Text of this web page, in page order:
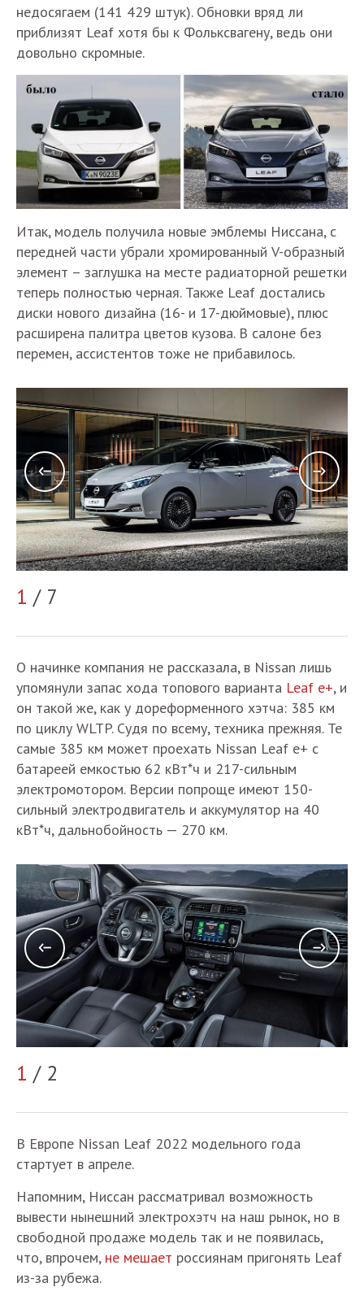
недосягаем (141 429 штук). Обновки вряд ли
приблизят Leaf хотя бы к Фольксвагену, ведь они
довольно скромные.
Итак, модель получила новые эмблемы Ниссана, с
передней части убрали хромированный V-образный
элемент – заглушка на месте радиаторной решетки
теперь полностью черная. Также Leaf достались
диски нового дизайна (16- и 17-дюймовые), плюс
расширена палитра цветов кузова. В салоне без
перемен, ассистентов тоже не прибавилось.
1 / 7
О начинке компания не рассказала, в Nissan лишь
упомянули запас хода топового варианта Leaf e+, и
он такой же, как у дореформенного хэтча: 385 км
по циклу WLTP. Судя по всему, техника прежняя. Те
самые 385 км может проехать Nissan Leaf e+ с
батареей емкостью 62 кВт*ч и 217-сильным
электромотором. Версии попроще имеют 150-
сильный электродвигатель и аккумулятор на 40
кВт*ч, дальнобойность — 270 км.
1 / 2
В Европе Nissan Leaf 2022 модельного года
стартует в апреле.
Напомним, Ниссан рассматривал возможность
вывести нынешний электрохэтч на наш рынок, но в
свободной продаже модель так и не появилась,
что, впрочем, не мешает россиянам пригонять Leaf
из-за рубежа.